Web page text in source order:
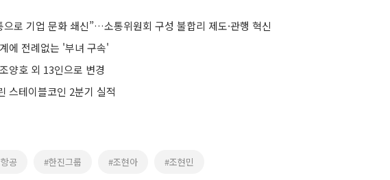
으로 기업 문화 쇄신”…소통위원회 구성 불합리 제도·관행 혁신
에 전례없는 '부녀 구속'
양호 외 13인으로 변경
스테이블코인 2분기 실적
공 #한진그룹 #조현아 #조현민